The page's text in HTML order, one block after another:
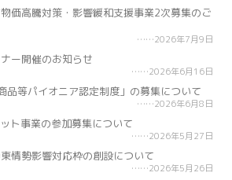
物価高騰対策・影響緩和支援事業2次募集のご
2026年7月9日
ー開催のお知らせ
2026年6月16日
品等パイオニア認定制度」の募集について
2026年6月8日
ト事業の参加募集について
2026年5月27日
情勢影響対応枠の創設について
2026年5月26日